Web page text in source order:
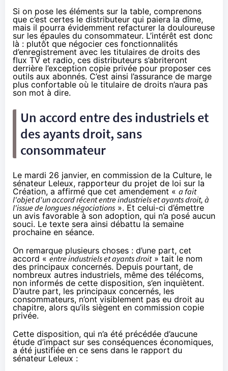
Si on pose les éléments sur la table, comprenons
que c’est certes le distributeur qui paiera la dîme,
mais il pourra évidemment refacturer la douloureuse
sur les épaules du consommateur. L’intérêt est donc
là : plutôt que négocier ces fonctionnalités
d’enregistrement avec les titulaires de droits des
flux TV et radio, ces distributeurs s’abriteront
derrière l’exception copie privée pour proposer ces
outils aux abonnés. C’est ainsi l’assurance de marge
plus confortable où le titulaire de droits n’aura pas
son mot à dire.
Un accord entre des industriels et
des ayants droit, sans
consommateur
Le mardi 26 janvier, en commission de la Culture, le
sénateur Leleux, rapporteur du projet de loi sur la
Création, a affirméque cet amendement « a fait
l'objet d'un accord récent entre industriels et ayants droit, à
l'issue de longues négociations ». Et celui-ci d’émettre
un avis favorable à son adoption, qui n’a posé aucun
souci. Le texte sera ainsi débattu la semaine
prochaine en séance.
On remarque plusieurs choses : d’une part, cet
accord « entre industriels et ayants droit» tait le nom
des principaux concernés. Depuis pourtant, de
nombreux autres industriels, même des télécoms,
non informés de cette disposition, s’en inquiètent.
D’autre part, les principaux concernés, les
consommateurs, n’ont visiblement pas eu droit au
chapitre, alors qu’ils siègent en commission copie
privée.
Cette disposition, qui n’a été précédée d’aucune
étude d’impact sur ses conséquences économiques,
a été justifiée en ce sens dans le rapport du
sénateur Leleux :